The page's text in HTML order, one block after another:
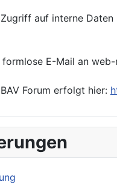
auf interne
formlose E-Mail an
Forum erfolgt hier: